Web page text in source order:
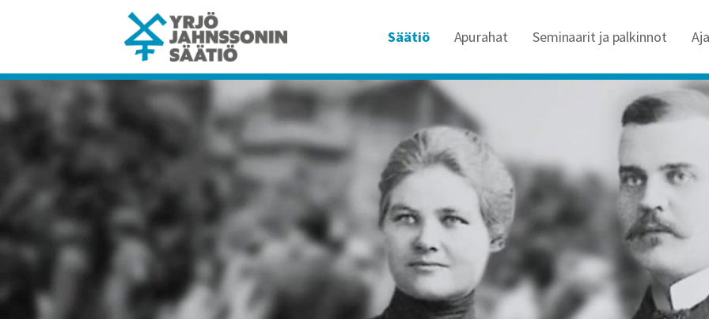
Säätiö Apurahat Seminaarit ja palkinnot